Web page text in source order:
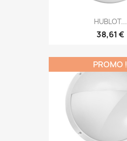
HUBLOT...
38,61 €
PROMO !